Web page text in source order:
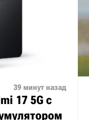
39 минут назад
17 5G с